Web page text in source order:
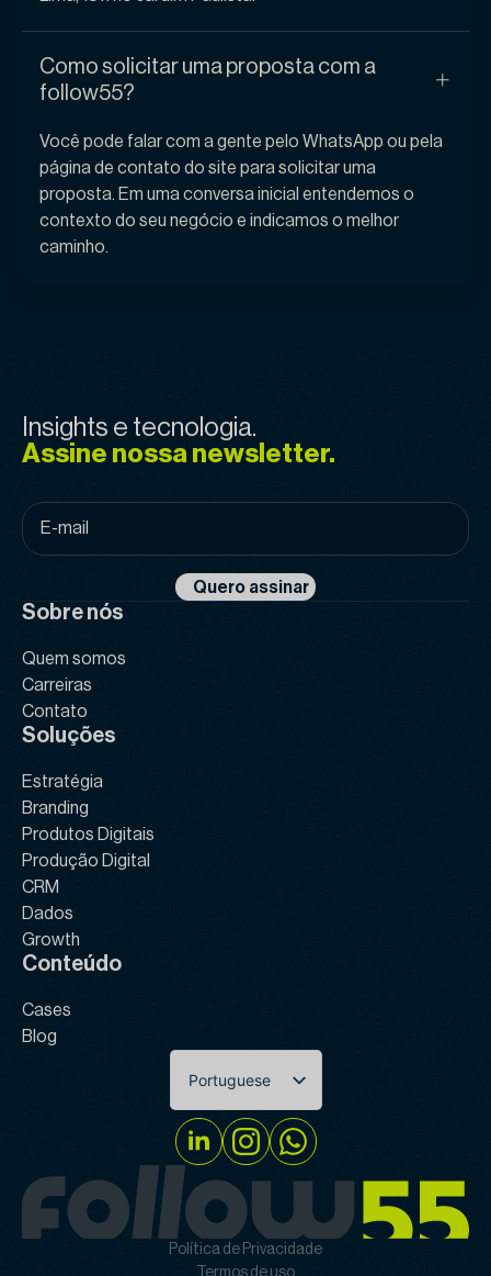
Como solicitar uma proposta com a
follow55?
Você pode falar com a gente pelo WhatsApp ou pela
página de contato do site para solicitar uma
proposta. Em uma conversa inicial entendemos o
contexto do seu negócio e indicamos o melhor
caminho.
Insights e tecnologia.
Assine nossa newsletter.
E-
mail
*
Quero assinar
Sobre nós
Quem somos
Carreiras
Contato
Soluções
Estratégia
Branding
Produtos Digitais
Produção Digital
CRM
Dados
Growth
Conteúdo
Cases
Blog
Portuguese
English
Política de Privacidade
Termos de uso